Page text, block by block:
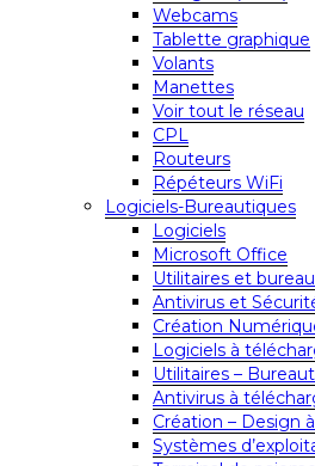
Webcams
Tablette graphique
Volants
Manettes
Voir tout le réseau
CPL
Routeurs
Répéteurs WiFi
Logiciels-Bureautiques
Logiciels
Microsoft Office
Utilitaires et
Antivirus et
Création
Logiciels à
Utilitaires –
Antivirus à
Création – Design
Systèmes